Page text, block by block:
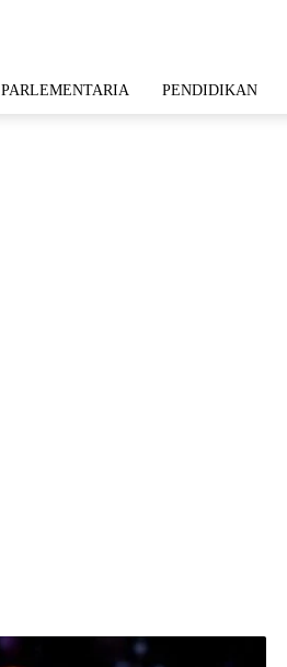
PARLEMENTARIA PENDIDIKAN